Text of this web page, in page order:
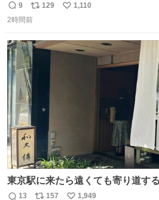
返
信
9
リ
ポ
ト
数
129
い
数
1,110
2時間前
東京駅に来たら遠くても寄り道す
いう笹に包まれ、蓮根の粉で出来
13 157 1,949